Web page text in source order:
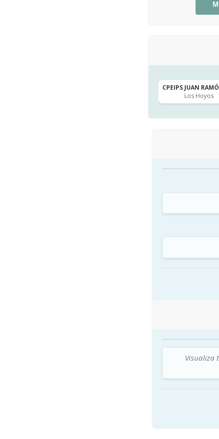
CPEIPS JUAN
Los Hoyos
Visualiza